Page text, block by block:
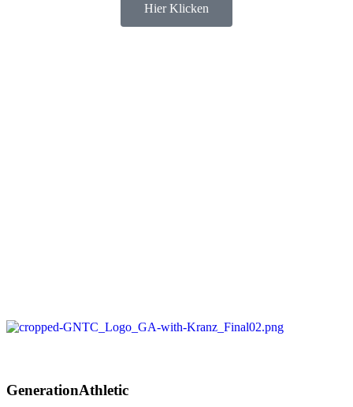
Hier Klicken
GenerationAthletic